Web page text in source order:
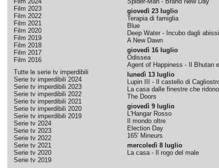
Film 2023
Film 2022
Film 2021
Film 2020
Film 2019
Film 2018
Film 2017
Film 2016
Tutte le serie tv imperdibili
Serie tv imperdibili 2024
Serie tv imperdibili 2023
Serie tv imperdibili 2022
Serie tv imperdibili 2021
Serie tv imperdibili 2020
Serie tv imperdibili 2019
Serie tv 2024
Serie tv 2023
Serie tv 2022
Serie tv 2021
Serie tv 2020
Serie tv 2019
giovedì 23 luglio
Terapia di famiglia
Blue
Deep Water - Incubo dagli abissi
A New Dawn
giovedì 16 luglio
Odissea
Agent of Happiness - Il Bhutan
lunedì 13 luglio
Lupin III - Il castello di
La casa dalle finestre che ridono
The Doors
giovedì 9 luglio
L'Hangar Rosso
Il mondo oltre
Election Day
165' Mineurs
mercoledì 8 luglio
La casa - Il rogo del male